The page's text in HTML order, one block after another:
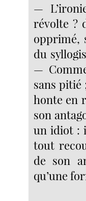
—
révolte ?
opprimé,
du
—
sans pitié
honte en
son
un idiot :
tout
de son
qu’une